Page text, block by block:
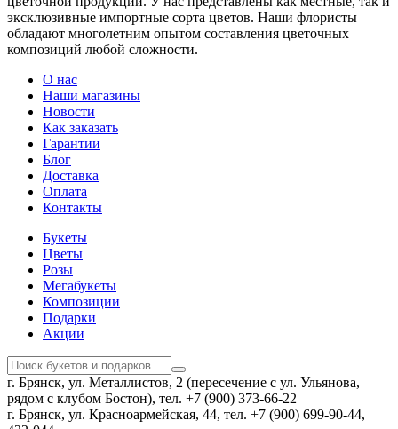
эксклюзивные импортные сорта цветов. Наши флористы
обладают многолетним опытом составления цветочных
композиций любой сложности.
О нас
Наши магазины
Новости
Как заказать
Гарантии
Блог
Доставка
Оплата
Контакты
Букеты
Цветы
Розы
Мегабукеты
Композиции
Подарки
Акции
г. Брянск, ул. Металлистов, 2 (пересечение с ул. Ульянова,
рядом с клубом Бостон), тел. +7 (900) 373-66-22
г. Брянск, ул. Красноармейская, 44, тел. +7 (900) 699-90-44,